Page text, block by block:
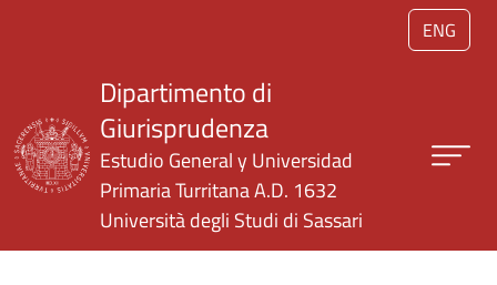
Salta al contenuto principale
ENG
Dipartimento di
Giurisprudenza
Estudio General y Universidad
Primaria Turritana A.D. 1632
Università degli Studi di Sassari